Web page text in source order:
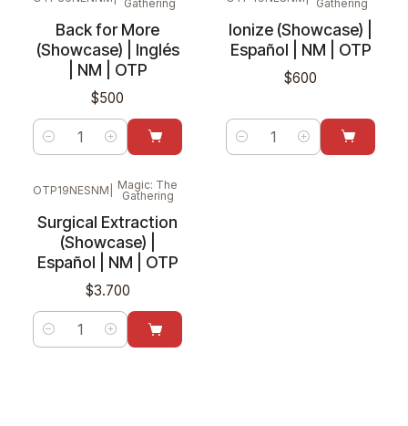
Gathering
Back for More
(Showcase) | Inglés
| NM | OTP
$500
Cantidad
Gathering
Ionize (Showcase) |
Español | NM | OTP
$600
Cantidad
Nuevo
OTP19NESNM
Magic: The
Gathering
Surgical Extraction
(Showcase) |
Español | NM | OTP
$3.700
Cantidad